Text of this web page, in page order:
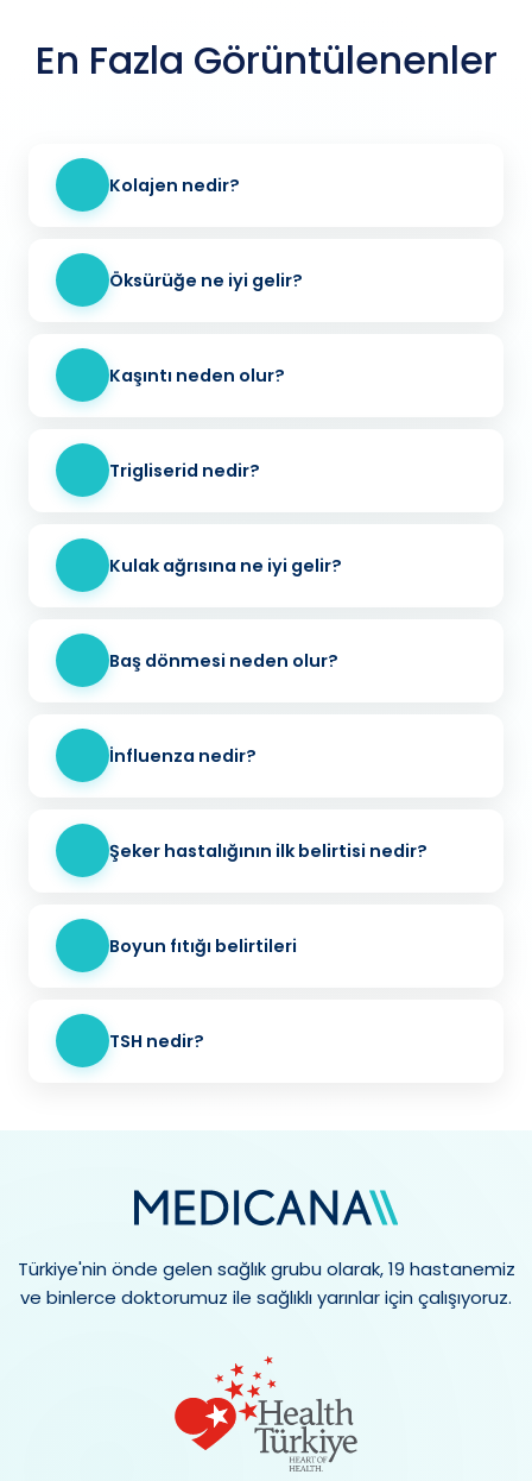
En Fazla Görüntülenenler
Kolajen nedir?
Öksürüğe ne iyi gelir?
Kaşıntı neden olur?
Trigliserid nedir?
Kulak ağrısına ne iyi gelir?
Baş dönmesi neden olur?
İnfluenza nedir?
Şeker hastalığının ilk belirtisi nedir?
Boyun fıtığı belirtileri
TSH nedir?
Türkiye'nin önde gelen sağlık grubu olarak, 19 hastanemiz
ve binlerce doktorumuz ile sağlıklı yarınlar için çalışıyoruz.